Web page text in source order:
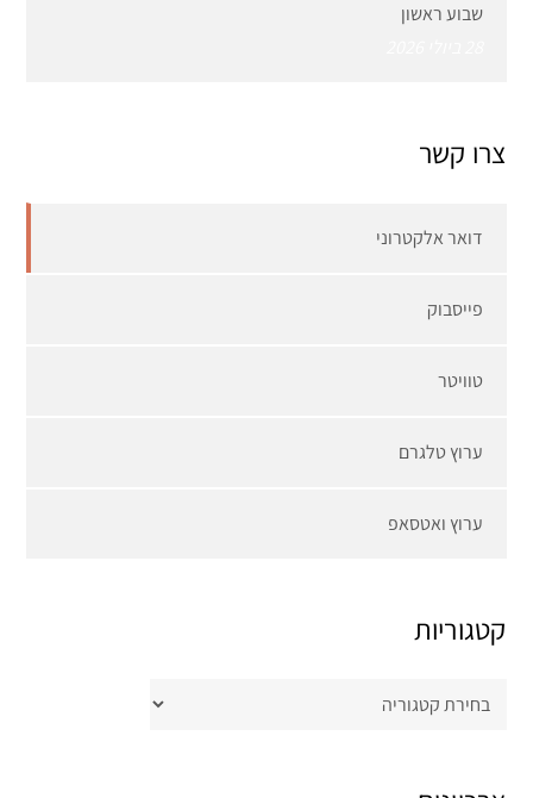
שבוע ראשון
צרו קשר
דואר אלקטרוני
פייסבוק
טוויטר
ערוץ טלגרם
ערוץ ואטסאפ
קטגוריות